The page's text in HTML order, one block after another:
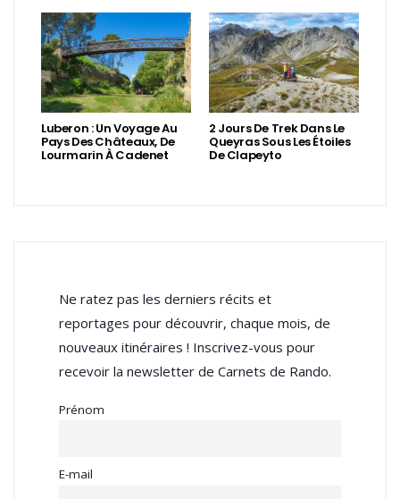
Luberon : Un Voyage Au
Pays Des Châteaux, De
Lourmarin À Cadenet
2 Jours De Trek Dans Le
Queyras Sous Les Étoiles
De Clapeyto
Ne ratez pas les derniers récits et
reportages pour découvrir, chaque mois, de
nouveaux itinéraires ! Inscrivez-vous pour
recevoir la newsletter de Carnets de Rando.
Prénom
E-mail